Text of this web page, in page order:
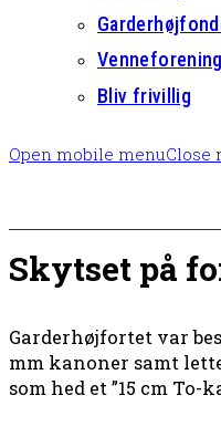
Venneforening
Bliv frivillig
Open mobile menuClose
Skytset på
Garderhøjfortet var
mm kanoner samt
som hed et ”15 cm To-